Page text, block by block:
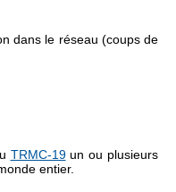
dans le réseau (coups de
TRMC-19un ou plusieurs
entier.